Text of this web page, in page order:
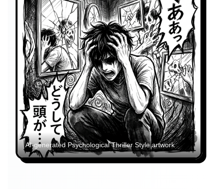
AI-generatedPsychological Thriller Styleartwork